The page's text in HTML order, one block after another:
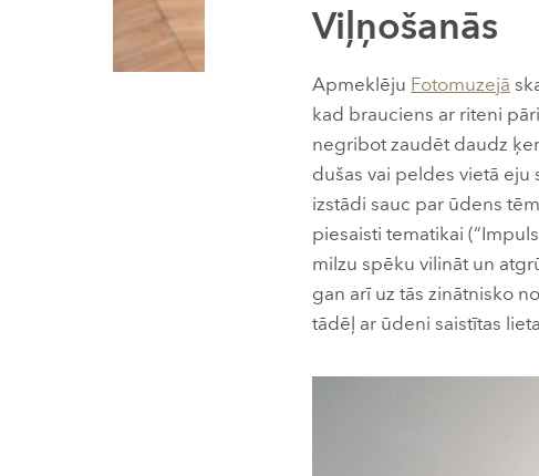
Viļņošanās
Apmeklēju Fotomuzejā
kad brauciens ar riteni
negribot zaudēt daudz
dušas vai peldes vietā eju
izstādi sauc par ūdens
piesaisti tematikai
milzu spēku vilināt un
gan arī uz tās zinātnisko
tādēļ ar ūdeni saistītas